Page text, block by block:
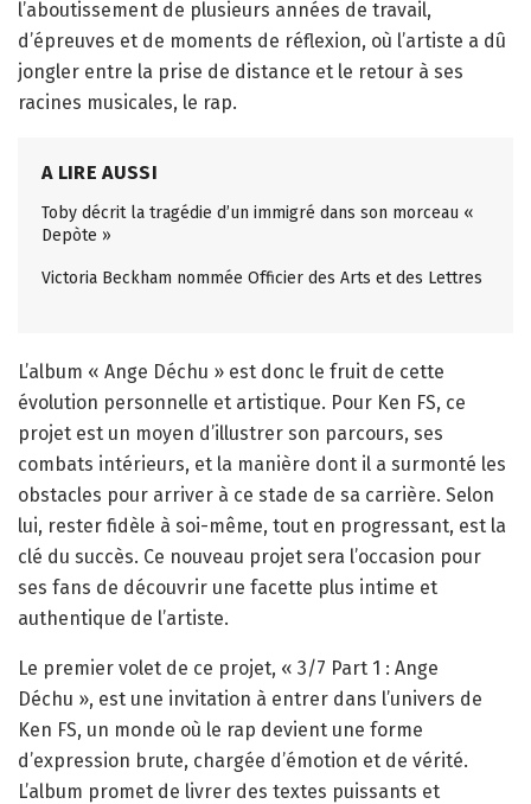
l’aboutissement de plusieurs années de travail,
d’épreuves et de moments de réflexion, où l’artiste a dû
jongler entre la prise de distance et le retour à ses
racines musicales, le rap.
A LIRE AUSSI
Toby décrit la tragédie d’un immigré dans son morceau «
Depòte »
Victoria Beckham nommée Officier des Arts et des Lettres
L’album « Ange Déchu » est donc le fruit de cette
évolution personnelle et artistique. Pour Ken FS, ce
projet est un moyen d’illustrer son parcours, ses
combats intérieurs, et la manière dont il a surmonté les
obstacles pour arriver à ce stade de sa carrière. Selon
lui, rester fidèle à soi-même, tout en progressant, est la
clé du succès. Ce nouveau projet sera l’occasion pour
ses fans de découvrir une facette plus intime et
authentique de l’artiste.
Le premier volet de ce projet, « 3/7 Part 1 : Ange
Déchu », est une invitation à entrer dans l’univers de
Ken FS, un monde où le rap devient une forme
d’expression brute, chargée d’émotion et de vérité.
L’album promet de livrer des textes puissants et